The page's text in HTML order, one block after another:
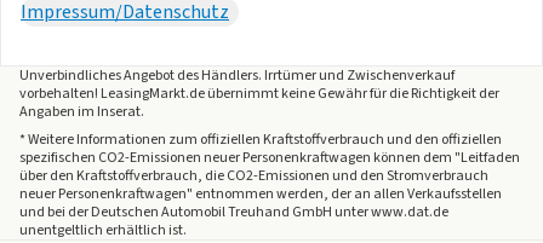
rechtsverbindliche Gewährleistung dar. Verbindlich sind
Auftragsbestätigung. Bitte beachten Sie, dass bestimmte
Sonderausstattungen zusätzliche Kosten verursachen
können. Detaillierte Informationen zum
Ausstattungsumfang erhalten Sie von unserem
Verkaufspersonal.
Impressum/Datenschutz
Unverbindliches Angebot desHändlers. Irrtümer und Zwischenverkauf
vorbehalten! LeasingMarkt.de übernimmt keine Gewähr für die Richtigkeit der
Angaben im Inserat.
* Weitere Informationen zum offiziellen Kraftstoffverbrauch und den offiziellen
spezifischen CO2-Emissionen neuer Personenkraftwagen können dem "Leitfaden
über den Kraftstoffverbrauch, die CO2-Emissionen und den Stromverbrauch
neuer Personenkraftwagen" entnommen werden, der an allen Verkaufsstellen
und bei der Deutschen Automobil Treuhand GmbH unter www.dat.de
unentgeltlich erhältlich ist.